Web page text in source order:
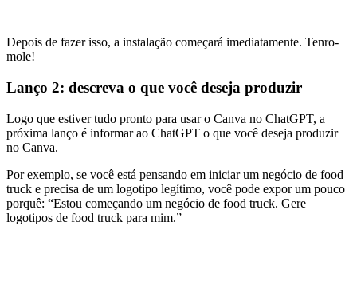
Depois de fazer isso, a instalação começará imediatamente. Tenro-
mole!
Lanço 2: descreva o que você deseja produzir
Logo que estiver tudo pronto para usar o Canva no ChatGPT, a
próxima lanço é informar ao ChatGPT o que você deseja produzir
no Canva.
Por exemplo, se você está pensando em iniciar um negócio de food
truck e precisa de um logotipo legítimo, você pode expor um pouco
porquê: “Estou começando um negócio de food truck. Gere
logotipos de food truck para mim.”